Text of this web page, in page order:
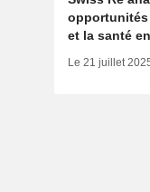
opportunités
et la santé
Le 21 juillet